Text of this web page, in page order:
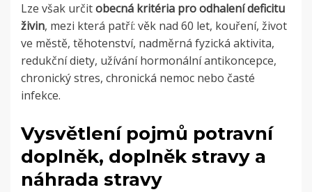
Lze však určitobecná kritéria pro odhalení deficitu
živin, mezi která patří: věk nad 60 let, kouření, život
ve městě, těhotenství, nadměrná fyzická aktivita,
redukční diety, užívání hormonální antikoncepce,
chronický stres, chronická nemoc nebo časté
infekce.
Vysvětlení pojmů potravní
doplněk, doplněk stravy a
náhrada stravy